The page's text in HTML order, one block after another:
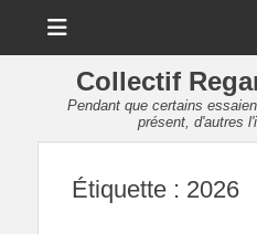
Collectif
Pendant que certains
présent, d'autres
Étiquette : 2026